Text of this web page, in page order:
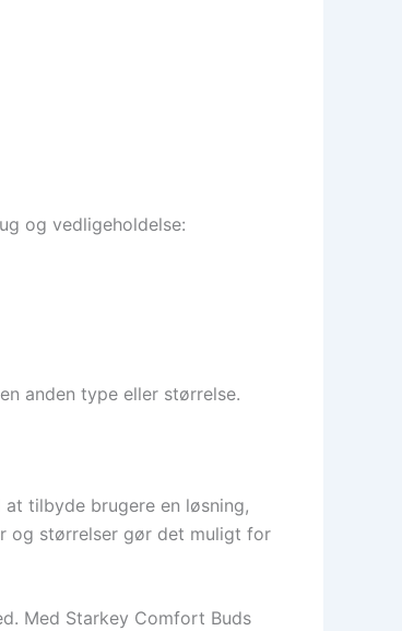
og vedligeholdelse:
anden type eller størrelse.
tilbyde brugere en løsning,
og størrelser gør det muligt for
Med Starkey Comfort Buds